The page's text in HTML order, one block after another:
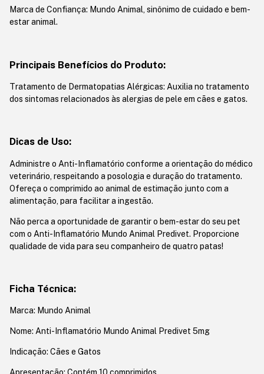
Marca de Confiança: Mundo Animal, sinônimo de cuidado e bem-
estar animal.
Principais Benefícios do Produto:
Tratamento de Dermatopatias Alérgicas: Auxilia no tratamento
dos sintomas relacionados às alergias de pele em cães e gatos.
Dicas de Uso:
Administre o Anti-Inflamatório conforme a orientação do médico
veterinário, respeitando a posologia e duração do tratamento.
Ofereça o comprimido ao animal de estimação junto com a
alimentação, para facilitar a ingestão.
Não perca a oportunidade de garantir o bem-estar do seu pet
com o Anti-Inflamatório Mundo Animal Predivet. Proporcione
qualidade de vida para seu companheiro de quatro patas!
Ficha Técnica:
Marca: Mundo Animal
Nome: Anti-Inflamatório Mundo Animal Predivet 5mg
Indicação: Cães e Gatos